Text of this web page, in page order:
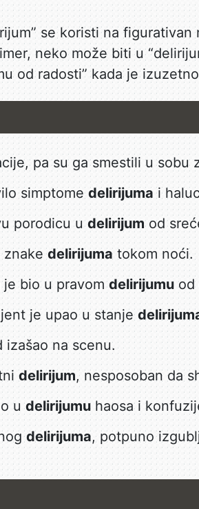
se koristi na figurativan
neko može biti u
od radosti” kada je
pa su ga smestili u sobu
simptomedelirijuma i
porodicu udelirijumod
znakedelirijumatokom noći.
je bio u pravomdelirijumuod
je upao u stanje
na scenu.
delirijum, nesposoban da
udelirijumuhaosa i
delirijuma, potpuno